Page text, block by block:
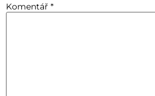
Komentář *